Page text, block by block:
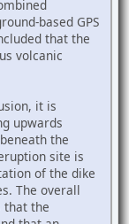
based GPS
that the
volcanic
it is
upwards
the
site is
of the dike
The overall
that the